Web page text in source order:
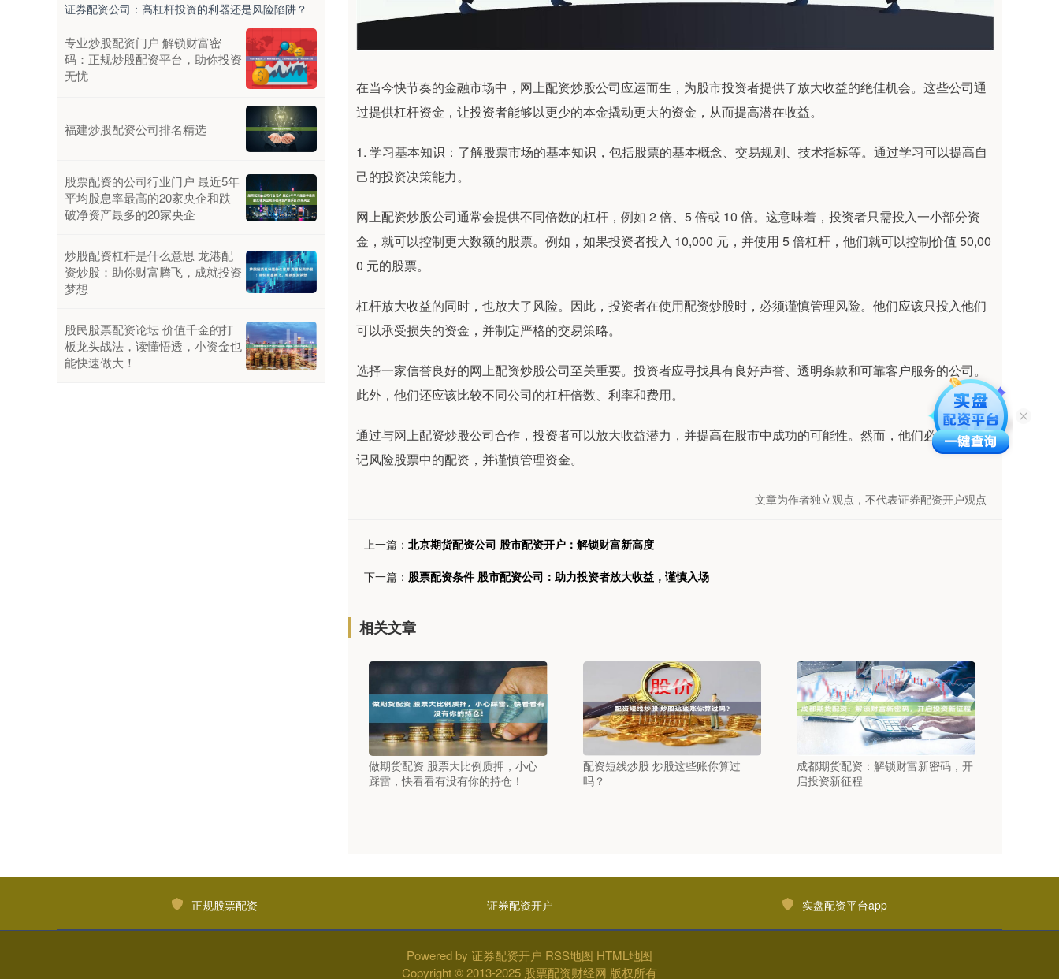
在当今快节奏的金融市场中，网上配资炒股公司应运而生，为股市投资者提供了放大收益的绝佳机会。这些公司通
过提供杠杆资金，让投资者能够以更少的本金撬动更大的资金，从而提高潜在收益。
1. 学习基本知识：了解股票市场的基本知识，包括股票的基本概念、交易规则、技术指标等。通过学习可以提高自
己的投资决策能力。
网上配资炒股公司通常会提供不同倍数的杠杆，例如 2 倍、5 倍或 10 倍。这意味着，投资者只需投入一小部分资
金，就可以控制更大数额的股票。例如，如果投资者投入 10,000 元，并使用 5 倍杠杆，他们就可以控制价值 50,00
0 元的股票。
杠杆放大收益的同时，也放大了风险。因此，投资者在使用配资炒股时，必须谨慎管理风险。他们应该只投入他们
可以承受损失的资金，并制定严格的交易策略。
选择一家信誉良好的网上配资炒股公司至关重要。投资者应寻找具有良好声誉、透明条款和可靠客户服务的公司。
此外，他们还应该比较不同公司的杠杆倍数、利率和费用。
通过与网上配资炒股公司合作，投资者可以放大收益潜力，并提高在股市中成功的可能性。然而，他们必须始终牢
记风险股票中的配资，并谨慎管理资金。
文章为作者独立观点，不代表证券配资开户观点
上一篇： 北京期货配资公司 股市配资开户：解锁财富新高度
下一篇： 股票配资条件 股市配资公司：助力投资者放大收益，谨慎入场
相关文章
做期货配资 股票大比例质押，小心
踩雷，快看看有没有你的持仓！
配资短线炒股 炒股这些账你算过
吗？
成都期货配资：解锁财富新密码，开
启投资新征程
证券配资公司：高杠杆投资的利器还是风险陷阱？
专业炒股配资门户 解锁财富密
码：正规炒股配资平台，助你投资
无忧
福建炒股配资公司排名精选
股票配资的公司行业门户 最近5年
平均股息率最高的20家央企和跌
破净资产最多的20家央企
炒股配资杠杆是什么意思 龙港配
资炒股：助你财富腾飞，成就投资
梦想
股民股票配资论坛 价值千金的打
板龙头战法，读懂悟透，小资金也
能快速做大！
正规股票配资 证券配资开户 实盘配资平台app
Powered by 证券配资开户 RSS地图 HTML地图
Copyright© 2013-2025 股票配资财经网 版权所有